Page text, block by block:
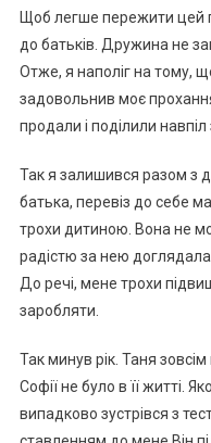
Щоб легше пережити цей
до батьків. Дружина не
Отже, я наполіг на тому,
задовольнив моє
продали і поділили
Так я залишився разом з
батька, перевіз до себе
трохи дитиною. Вона не
радістю за нею
До речі, мене трохи
заробляти.
Так минув рік. Таня
Софії не було в її житті.
випадково зустрівся з